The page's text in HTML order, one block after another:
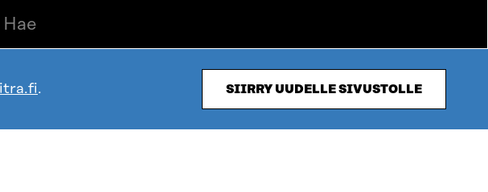
. SIIRRY UUDELLE SIVUSTOLLE